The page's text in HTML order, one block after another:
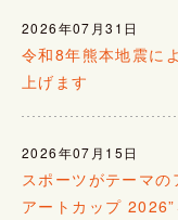
2026年07月31日
令和8年熊本地震に
上げます
2026年07月15日
スポーツがテーマ
アートカップ 2026”